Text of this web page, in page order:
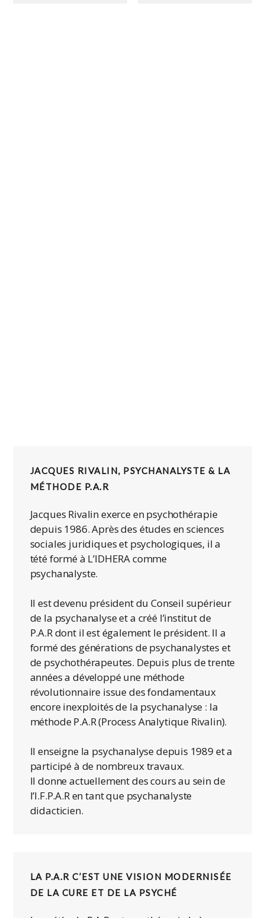
JACQUES RIVALIN, PSYCHANALYSTE & LA
MÉTHODE P.A.R
Jacques Rivalin exerce en psychothérapie
depuis 1986. Après des études en sciences
sociales juridiques et psychologiques, il a
tété formé à L’IDHERA comme
psychanalyste.
Il est devenu président du Conseil supérieur
de la psychanalyse et a créé l’institut de
P.A.R dont il est également le président. Il a
formé des générations de psychanalystes et
de psychothérapeutes. Depuis plus de trente
années a développé une méthode
révolutionnaire issue des fondamentaux
encore inexploités de la psychanalyse : la
méthode P.A.R (Process Analytique Rivalin).
Il enseigne la psychanalyse depuis 1989 et a
participé à de nombreux travaux.
Il donne actuellement des cours au sein de
l’I.F.P.A.R en tant que psychanalyste
didacticien.
LA P.A.R C’EST UNE VISION MODERNISÉE
DE LA CURE ET DE LA PSYCHÉ